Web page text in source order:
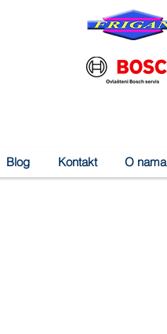
Blog Kontakt O nama